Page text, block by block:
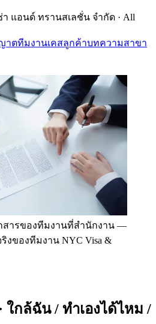
แอนด์ ทรานสเลชั่น จำกัด · All
าตทีมงานเคสลูกค้าบทความสาขา
สารของทีมงานที่สำนักงาน —
งของทีมงาน NYC Visa &
ใกล้ฉัน / ทำเองได้ไหม /